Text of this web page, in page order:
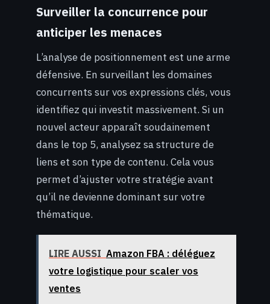
Surveiller la concurrence pour
anticiper les menaces
L’analyse de positionnement est une arme
défensive. En surveillant les domaines
concurrents sur vos expressions clés, vous
identifiez qui investit massivement. Si un
nouvel acteur apparaît soudainement
dans le top 5, analysez sa structure de
liens et son type de contenu. Cela vous
permet d’ajuster votre stratégie avant
qu’il ne devienne dominant sur votre
thématique.
LIRE AUSSI Amazon FBA : déléguez
votre logistique pour scaler vos
ventes